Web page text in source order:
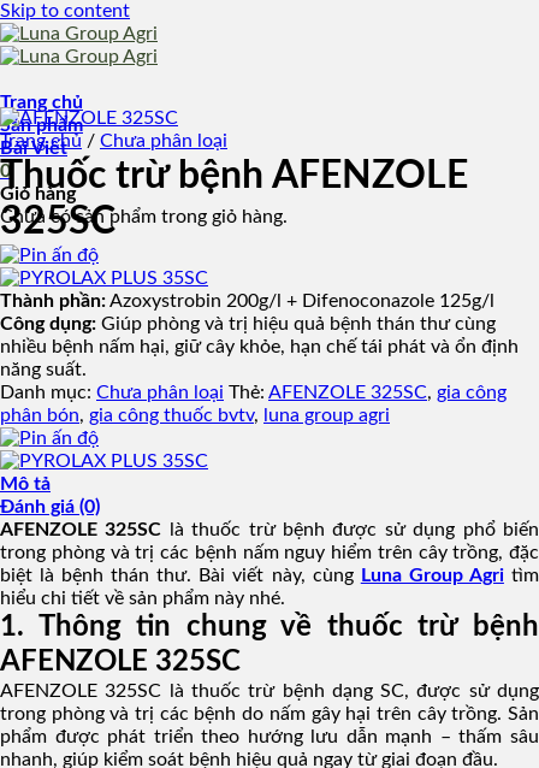
Skip to content
Trang chủ
Sản phẩm
Bài Viết
0
Giỏ hàng
Chưa có sản phẩm trong giỏ hàng.
Trang chủ / Chưa phân loại
Thuốc trừ bệnh AFENZOLE
325SC
Thành phần:Azoxystrobin 200g/l + Difenoconazole 125g/l
Công dụng: Giúp phòng và trị hiệu quả bệnh thán thư cùng
nhiều bệnh nấm hại, giữ cây khỏe, hạn chế tái phát và ổn định
năng suất.
Danh mục: Chưa phân loại Thẻ: AFENZOLE 325SC, gia công
phân bón, gia công thuốc bvtv, luna group agri
Mô tả
Đánh giá (0)
AFENZOLE 325SC là thuốc trừ bệnh được sử dụng phổ biến
trong phòng và trị các bệnh nấm nguy hiểm trên cây trồng, đặc
biệt là bệnh thán thư. Bài viết này, cùng Luna Group Agritìm
hiểu chi tiết về sản phẩm này nhé.
1. Thông tin chung về thuốc trừ bệnh
AFENZOLE 325SC
AFENZOLE 325SC là thuốc trừ bệnh dạng SC, được sử dụng
trong phòng và trị các bệnh do nấm gây hại trên cây trồng. Sản
phẩm được phát triển theo hướng lưu dẫn mạnh – thấm sâu
nhanh, giúp kiểm soát bệnh hiệu quả ngay từ giai đoạn đầu.